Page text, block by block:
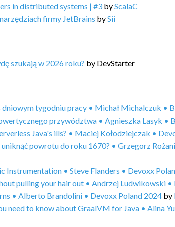
in distributed systems | #3 byScalaC
firmy JetBrains bySii
szukają w 2026 roku? by DevStarter
dniowym tygodniu pracy • Michał Michalczuk •
przywództwa • Agnieszka Lasyk •
Java's ills? • Maciej Kołodziejczak •
powrotu do roku 1670? • Grzegorz
Instrumentation • Steve Flanders • Devoxx
pulling your hair out • Andrzej Ludwikowski
• Alberto Brandolini • Devoxx Poland 2024 by
need to know about GraalVM for Java • Alina